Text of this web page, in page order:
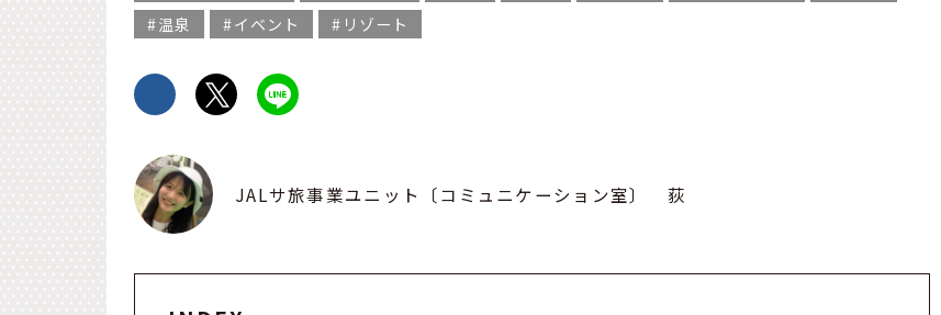
温泉
イベント リゾート
JALサ旅事業ユニット〔コミュニケーション室〕 荻